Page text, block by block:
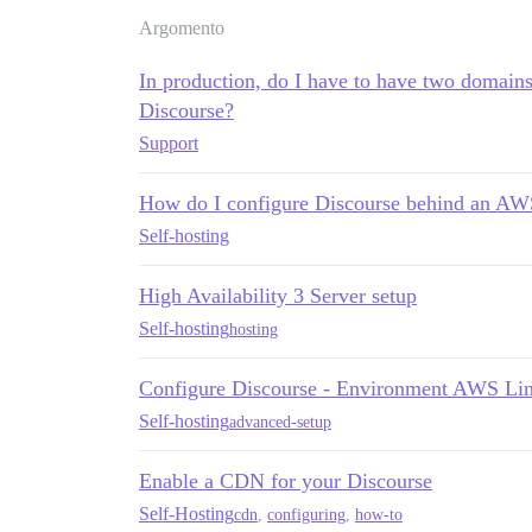
Argomento
In production, do I have to have two
Discourse?
Support
How do I configure Discourse behind an
Self-hosting
High Availability 3 Server setup
Self-hostinghosting
Configure Discourse - Environment AWS
Self-hostingadvanced-setup
Enable a CDN for your Discourse
Self-Hostingcdn configuring how-to